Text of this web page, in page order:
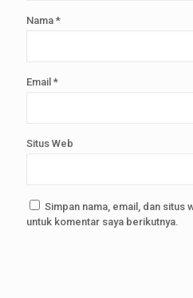
Nama *
Email *
Situs Web
Simpan nama, email, dan situs
untuk komentar saya berikutnya.